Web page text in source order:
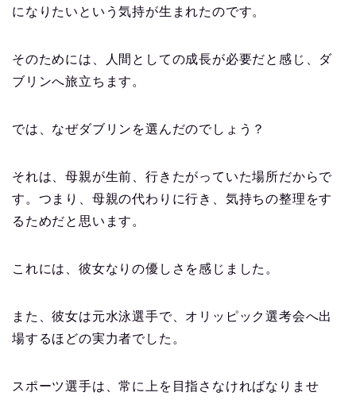
になりたいという気持が生まれたのです。
そのためには、人間としての成長が必要だと感じ、ダ
ブリンへ旅立ちます。
では、なぜダブリンを選んだのでしょう？
それは、母親が生前、行きたがっていた場所だからで
す。つまり、母親の代わりに行き、気持ちの整理をす
るためだと思います。
これには、彼女なりの優しさを感じました。
また、彼女は元水泳選手で、オリッピック選考会へ出
場するほどの実力者でした。
スポーツ選手は、常に上を目指さなければなりませ